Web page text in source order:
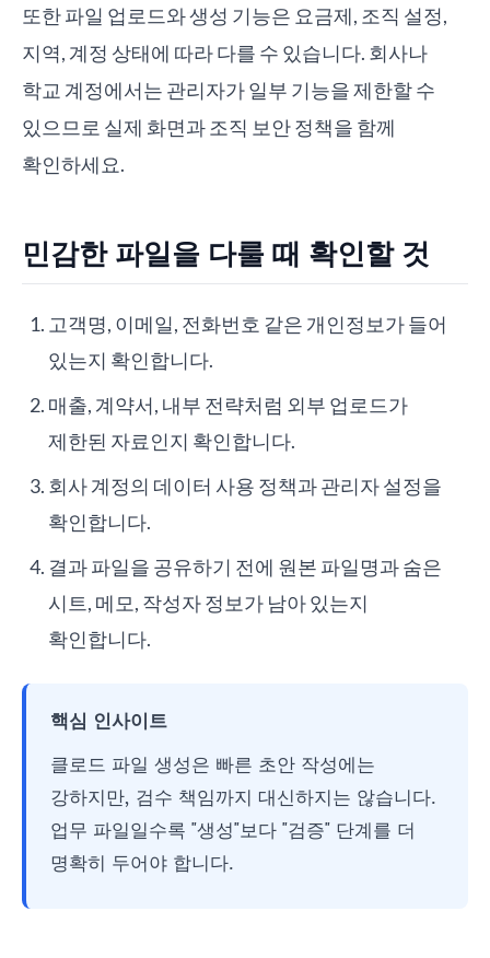
또한 파일 업로드와 생성 기능은 요금제, 조직 설정,
지역, 계정 상태에 따라 다를 수 있습니다. 회사나
학교 계정에서는 관리자가 일부 기능을 제한할 수
있으므로 실제 화면과 조직 보안 정책을 함께
확인하세요.
민감한 파일을 다룰 때 확인할 것
고객명, 이메일, 전화번호 같은 개인정보가 들어
있는지 확인합니다.
매출, 계약서, 내부 전략처럼 외부 업로드가
제한된 자료인지 확인합니다.
회사 계정의 데이터 사용 정책과 관리자 설정을
확인합니다.
결과 파일을 공유하기 전에 원본 파일명과 숨은
시트, 메모, 작성자 정보가 남아 있는지
확인합니다.
핵심 인사이트
클로드 파일 생성은 빠른 초안 작성에는
강하지만, 검수 책임까지 대신하지는 않습니다.
업무 파일일수록 "생성"보다 "검증" 단계를 더
명확히 두어야 합니다.